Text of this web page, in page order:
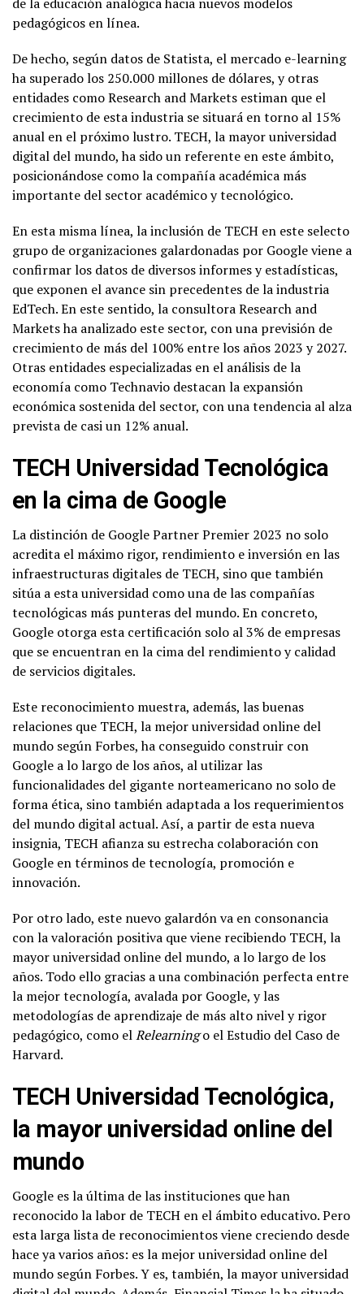
pedagógicos en línea.
De hecho, según datos de Statista, el mercado e-learning
ha superado los 250.000 millones de dólares, y otras
entidades como Research and Markets estiman que el
crecimiento de esta industria se situará en torno al 15%
anual en el próximo lustro. TECH, la mayor universidad
digital del mundo, ha sido un referente en este ámbito,
posicionándose como la compañía académica más
importante del sector académico y tecnológico.
En esta misma línea, la inclusión de TECH en este selecto
grupo de organizaciones galardonadas por Google viene a
confirmar los datos de diversos informes y estadísticas,
que exponen el avance sin precedentes de la industria
EdTech. En este sentido, la consultora Research and
Markets ha analizado este sector, con una previsión de
crecimiento de más del 100% entre los años 2023 y 2027.
Otras entidades especializadas en el análisis de la
economía como Technavio destacan la expansión
económica sostenida del sector, con una tendencia al alza
prevista de casi un 12% anual.
TECH Universidad Tecnológica
en la cima de Google
La distinción de Google Partner Premier 2023 no solo
acredita el máximo rigor, rendimiento e inversión en las
infraestructuras digitales de TECH, sino que también
sitúa a esta universidad como una de las compañías
tecnológicas más punteras del mundo. En concreto,
Google otorga esta certificación solo al 3% de empresas
que se encuentran en la cima del rendimiento y calidad
de servicios digitales.
Este reconocimiento muestra, además, las buenas
relaciones que TECH, la mejor universidad online del
mundo según Forbes, ha conseguido construir con
Google a lo largo de los años, al utilizar las
funcionalidades del gigante norteamericano no solo de
forma ética, sino también adaptada a los requerimientos
del mundo digital actual. Así, a partir de esta nueva
insignia, TECH afianza su estrecha colaboración con
Google en términos de tecnología, promoción e
innovación.
Por otro lado, este nuevo galardón va en consonancia
con la valoración positiva que viene recibiendo TECH, la
mayor universidad online del mundo, a lo largo de los
años. Todo ello gracias a una combinación perfecta entre
la mejor tecnología, avalada por Google, y las
metodologías de aprendizaje de más alto nivel y rigor
pedagógico, como elRelearningo el Estudio del Caso de
Harvard.
TECH Universidad Tecnológica,
la mayor universidad online del
mundo
Google es la última de las instituciones que han
reconocido la labor de TECH en el ámbito educativo. Pero
esta larga lista de reconocimientos viene creciendo desde
hace ya varios años: es la mejor universidad online del
mundo según Forbes. Y es, también, la mayor universidad